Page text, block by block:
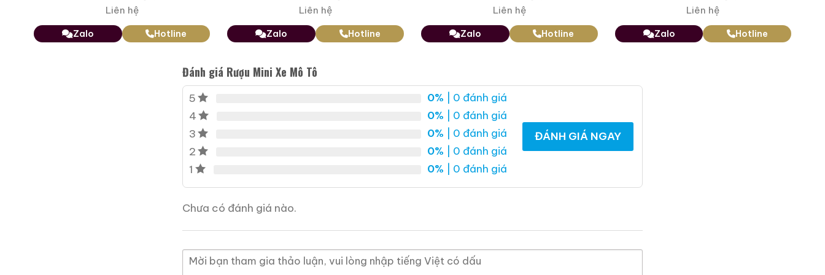
Zalo Hotline
Giới Thiệu Một Số Mẫu Rượu Whisky
Macallan 18 Sherry Oak
1997
Macallan 18 Sherry Oak
Macallan 25 Sherry
Oak Release 2011
Liên hệ
Zalo Hotline
Liên hệ
Zalo Hotline
Liên hệ
Zalo Hotline
Liên hệ
Zalo Hotline
Đánh giá Rượu Mini Xe Mô Tô
5 0% | 0 đánh giá
4
0% | 0 đánh giá
3
0% | 0 đánh giá
2
0% | 0 đánh giá
1
0% | 0 đánh giá
ĐÁNH GIÁ NGAY
Chưa có đánh giá nào.